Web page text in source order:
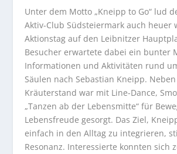
Unter dem Motto „Kneipp to Go“ lud
Aktiv-Club Südsteiermark auch heuer
Aktionstag auf den Leibnitzer
Besucher erwartete dabei ein bunter
Informationen und Aktivitäten rund
Säulen nach Sebastian Kneipp.
Kräuterstand war mit Line-Dance,
„Tanzen ab der Lebensmitte“ für
Lebensfreude gesorgt. Das Ziel,
einfach in den Alltag zu integrieren,
Resonanz. Interessierte konnten sich